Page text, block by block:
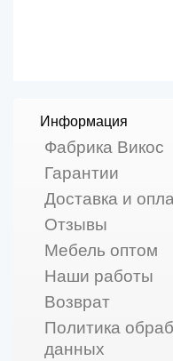
Информация
Фабрика Викос
Гарантии
Доставка и
Отзывы
Мебель оптом
Наши работы
Возврат
Политика
данных